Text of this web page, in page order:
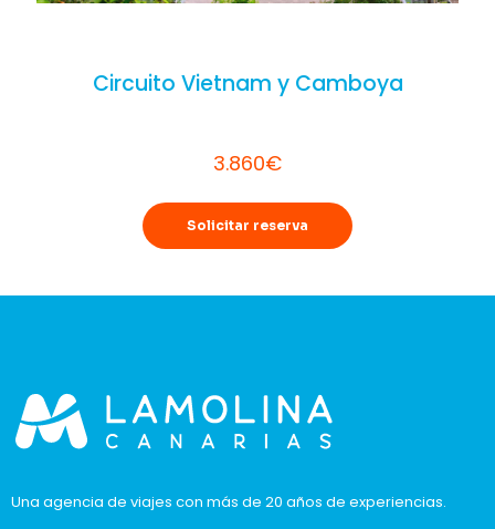
Circuito Vietnam y Camboya
3.860€
Solicitar reserva
Una agencia de viajes con más de 20 años de experiencias.